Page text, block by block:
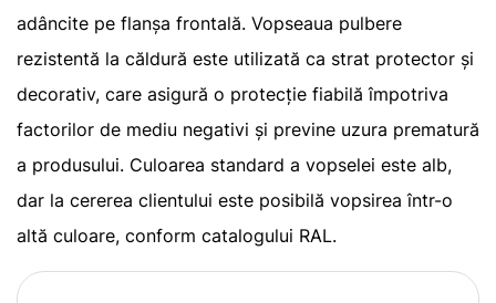
adâncite pe flanșa frontală. Vopseaua pulbere
rezistentă la căldură este utilizată ca strat protector și
decorativ, care asigură o protecție fiabilă împotriva
factorilor de mediu negativi și previne uzura prematură
a produsului. Culoarea standard a vopselei este alb,
dar la cererea clientului este posibilă vopsirea într-o
altă culoare, conform catalogului RAL.